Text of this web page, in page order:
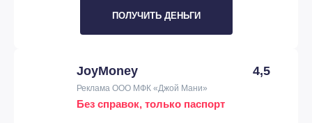
ПОЛУЧИТЬ ДЕНЬГИ
JoyMoney 4,5
Реклама ООО МФК «Джой Мани»
Без справок, только паспорт